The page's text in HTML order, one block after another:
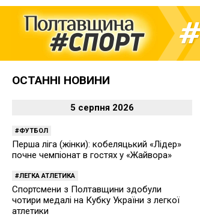
ОСТАННІ НОВИНИ
5 серпня 2026
ФУТБОЛ
Перша ліга (жінки): кобеляцький «Лідер»
почне чемпіонат в гостях у «Жайвора»
ЛЕГКА АТЛЕТИКА
Спортсмени з Полтавщини здобули
чотири медалі на Кубку України з легкої
атлетики